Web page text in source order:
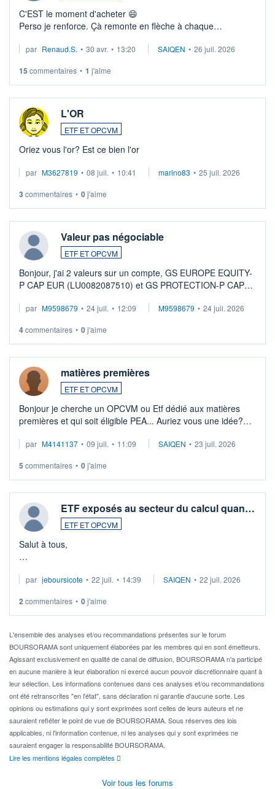
C'EST le moment d'acheter 😄​
Perso je renforce. Çà remonte en flèche à chaque
Investissement long terme tip top pour sa retraite.
par Renaud.S. • 30 avr. • 13:20 SAIQEN • 26 juil. 2026
15 commentaires • 1 j'aime
L'OR
ETF ET OPCVM
Oriez vous l'or? Est ce bien l'or
par M3627819 • 08 juil. • 10:41 marino83 • 25 juil. 2026
3 commentaires • 0j'aime
Valeur pas négociable
ETF ET OPCVM
Bonjour, j'ai 2 valeurs sur un compte, GS EUROPE EQUITY-
P CAP EUR (LU0082087510) et GS PROTECTION-P CAP
veux procéder à la vente, on me signale ...
par M9598679 • 24 juil. • 12:09 M9598679 • 24 juil. 2026
4commentaires • 0j'aime
matières premières
ETF ET OPCVM
Bonjour je cherche un OPCVM ou Etf dédié aux matières
premières et qui soit éligible PEA... Auriez vous une idée?
par M4141137 • 09 juil. • 11:09 SAIQEN • 23 juil. 2026
5 commentaires • 0j'aime
ETF exposés au secteur du calcul quan…
ETF ET OPCVM
Salut à tous,
via un ETF plutôt que des actions individuelles.
Idéalement, je voudrais qu'il soit éligible au PEA.
Pour l' ...
par jeboursicote • 22 juil. • 14:39 SAIQEN • 22 juil. 2026
2 commentaires • 0j'aime
L'ensemble des analyses et/ou recommandations présentes sur le forum
BOURSORAMA sont uniquement élaborées par les membres qui en sont émetteurs.
Agissant exclusivement en qualité de canal de diffusion, BOURSORAMA n'a participé
en aucune manière à leur élaboration ni exercé aucun pouvoir discrétionnaire quant à
leur sélection. Les informations contenues dans ces analyses et/ou recommandations
ont été retranscrites "en l'état", sans déclaration ni garantie d'aucune sorte. Les
opinions ou estimations qui y sont exprimées sont celles de leurs auteurs et ne
sauraient refléter le point de vue de BOURSORAMA. Sous réserves des lois
applicables, ni l'information contenue, ni les analyses qui y sont exprimées ne
sauraient engager la responsabilité BOURSORAMA.
Lire les mentions légales complètes
Voir tous les forums